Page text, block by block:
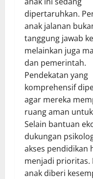
dipertaruhkan.
anak jalanan
tanggung jawab
melainkan juga
dan pemerintah.
Pendekatan yang
komprehensif
agar mereka
ruang aman
Selain bantuan
dukungan
akses pendidikan
menjadi prioritas.
anak diberi